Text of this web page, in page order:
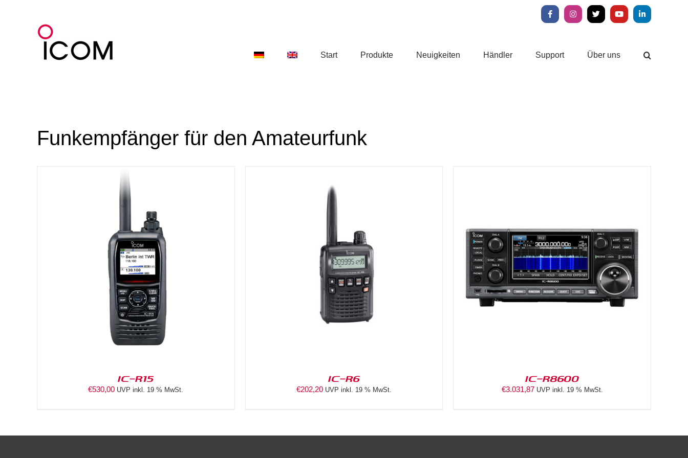
FacebookInstagram
X YouTubeLinkedIn
Start Produkte Neuigkeiten Händler Support Über uns
Funkempfänger für den Amateurfunk
IC-R15
€530,00 UVP inkl. 19 % MwSt.
DETAILS
IC-R6
€202,20 UVP inkl. 19 % MwSt.
DETAILS
IC-R8600
€3.031,87 UVP inkl. 19 % MwSt.